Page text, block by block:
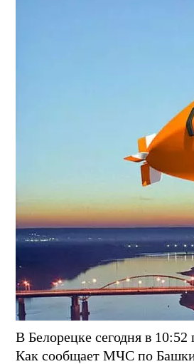
В Белорецке сегодня в
Как сообщает МЧС по